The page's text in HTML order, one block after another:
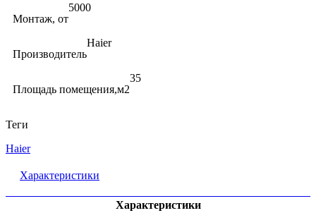
Монтаж, от
5000
Производитель
Haier
Площадь помещения,м2
35
Теги
Haier
Характеристики
Характеристики